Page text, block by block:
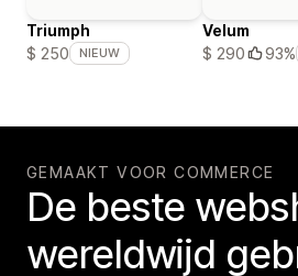
Triumph
$ 250
NIEUW
Velum
$ 290
93%
GEMAAKT VOOR COMMERCE
De beste
wereldwijd